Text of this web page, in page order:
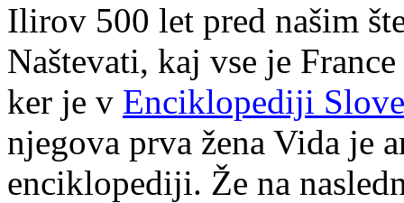
Ilirov 500 let pred našim
Naštevati, kaj vse je
ker je v Enciklopediji
njegova prva žena Vida je
enciklopediji. Že na